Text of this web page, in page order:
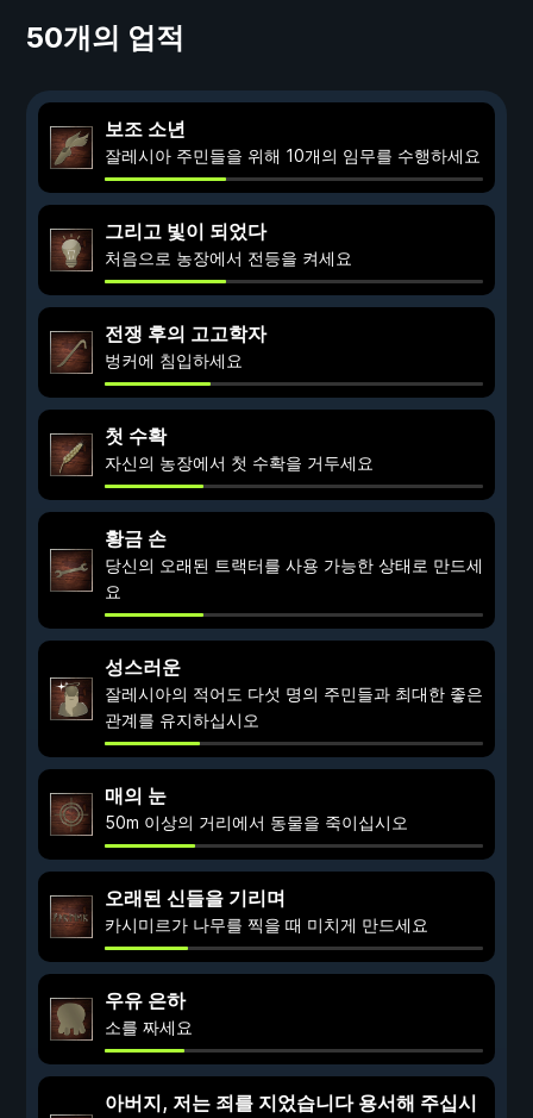
50개의 업적
보조 소년
잘레시아 주민들을 위해 10개의 임무를 수행하세요
그리고 빛이 되었다
처음으로 농장에서 전등을 켜세요
전쟁 후의 고고학자
벙커에 침입하세요
첫 수확
자신의 농장에서 첫 수확을 거두세요
황금 손
당신의 오래된 트랙터를 사용 가능한 상태로 만드세
요
성스러운
잘레시아의 적어도 다섯 명의 주민들과 최대한 좋은
관계를 유지하십시오
매의 눈
50m 이상의 거리에서 동물을 죽이십시오
오래된 신들을 기리며
카시미르가 나무를 찍을 때 미치게 만드세요
우유 은하
소를 짜세요
아버지, 저는 죄를 지었습니다 용서해 주십시